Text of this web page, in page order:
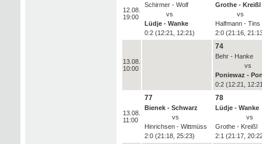
12.08.
19:00
Schirmer - Wolf
vs
Lüdje - Wanke
0:2 (12:21, 12:21)
Grothe - Kreißl
vs
Halfmann - Tins
2:0 (21:16,
13.08.
10:00
74
Behr - Hanke
vs
Poniewaz -
0:2 (12:21,
13.08.
11:00
77
Bienek - Schwarz
vs
Hinrichsen - Wittmüss
2:0 (21:18, 25:23)
78
Lüdje - Wanke
vs
Grothe - Kreißl
2:1 (21:17,